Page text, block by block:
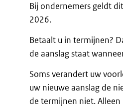
Bij ondernemers geldt
2026.
Betaalt u in termijnen?
de aanslag staat
Soms verandert uw
uw nieuwe aanslag de
de termijnen niet.